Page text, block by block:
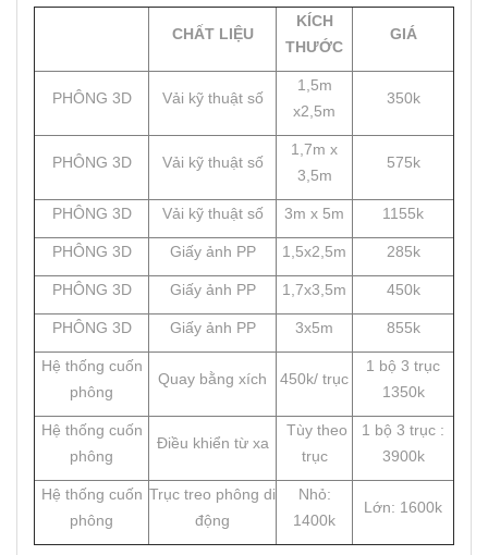
CHẤT LIỆU
KÍCH
THƯỚC
GIÁ
PHÔNG 3D Vải kỹ thuật số
1,5m
x2,5m
350k
PHÔNG 3D Vải kỹ thuật số
1,7m x
3,5m
575k
PHÔNG 3D Vải kỹ thuật số 3m x 5m 1155k
PHÔNG 3D Giấy ảnh PP 1,5x2,5m 285k
PHÔNG 3D Giấy ảnh PP 1,7x3,5m 450k
PHÔNG 3D Giấy ảnh PP 3x5m 855k
Hệ thống cuốn
phông
Quay bằng xích 450k/ trục
1 bộ 3 trục
1350k
Hệ thống cuốn
phông
Điều khiển từ xa
Tùy theo
trục
1 bộ 3 trục :
3900k
Hệ thống cuốn
phông
Trục treo phông di
động
Nhỏ:
1400k
Lớn: 1600k